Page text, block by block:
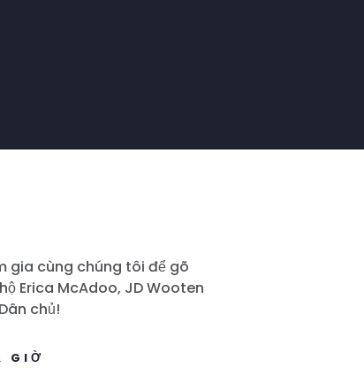
gia cùng chúng tôi để gõ
Erica McAdoo, JD Wooten
chủ!
GIỜ